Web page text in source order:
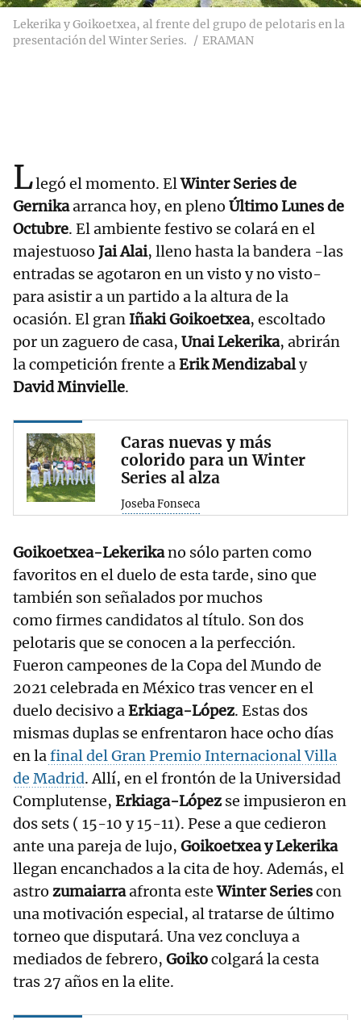
Lekerika y Goikoetxea, al frente del grupo de pelotaris en la
presentación del Winter Series.
ERAMAN
Llegó el momento. ElWinter Series de
Gernikaarranca hoy, en pleno Último Lunes de
Octubre. El ambiente festivo se colará en el
majestuoso Jai Alai, lleno hasta la bandera -las
entradas se agotaron en un visto y no visto-
para asistir a un partido a la altura de la
ocasión. El gran Iñaki Goikoetxea, escoltado
por un zaguero de casa, Unai Lekerika, abrirán
la competición frente aErik Mendizabaly
David Minvielle.
Caras nuevas y más
colorido para un Winter
Series al alza
Joseba Fonseca
Goikoetxea-Lekerikano sólo parten como
favoritos en el duelo de esta tarde, sino que
también son señalados por muchos
como firmes candidatos al título. Son dos
pelotaris que se conocen a la perfección.
Fueron campeones de la Copa del Mundo de
2021 celebrada en México tras vencer en el
duelo decisivo aErkiaga-López. Estas dos
mismas duplas se enfrentaron hace ocho días
en lafinal del Gran Premio Internacional Villa
de Madrid. Allí, en el frontón de la Universidad
Complutense, Erkiaga-López se impusieron en
dos sets ( 15-10 y 15-11). Pese a que cedieron
ante una pareja de lujo, Goikoetxea y Lekerika
llegan encanchados a la cita de hoy. Además, el
astro zumaiarraafronta esteWinter Seriescon
una motivación especial, al tratarse de último
torneo que disputará. Una vez concluya a
mediados de febrero, Goikocolgará la cesta
tras 27 años en la elite.